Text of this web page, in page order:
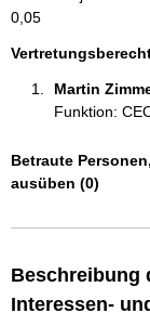
:0,05
Martin
Funktion:
Betraute
ausüben (0)
Beschreibung
Interessen-